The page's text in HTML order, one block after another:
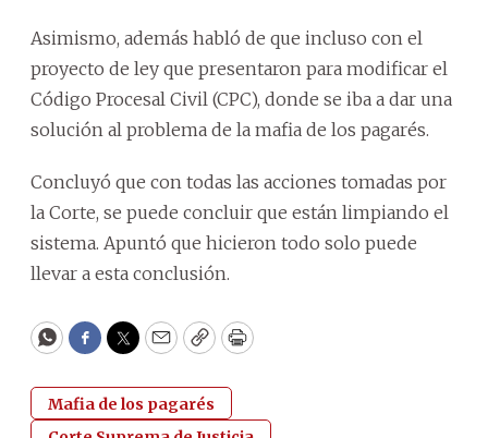
Asimismo, además habló de que incluso con el
proyecto de ley que presentaron para modificar el
Código Procesal Civil (CPC), donde se iba a dar una
solución al problema de la mafia de los pagarés.
Concluyó que con todas las acciones tomadas por
la Corte, se puede concluir que están limpiando el
sistema. Apuntó que hicieron todo solo puede
llevar a esta conclusión.
WhatsApp
Facebook
Twitter
EmailCopyPrint
Mafia de los pagarés